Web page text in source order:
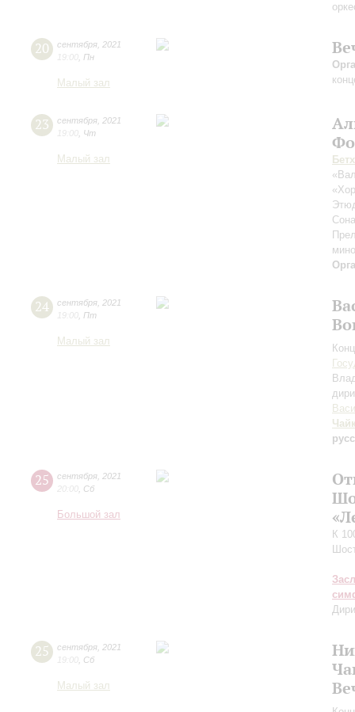
20 сентября 2021
19:00 Пн
Малый зал
23 сентября 2021
19:00 Чт
Малый зал
24 сентября 2021
19:00 Пт
Малый зал
25 сентября 2021
20:00 Сб
Большой зал
К
25 сентября 2021
19:00 Сб
Малый зал